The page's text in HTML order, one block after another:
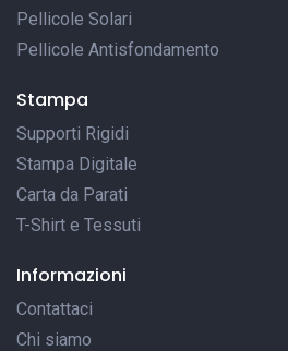
Pellicole Solari
Pellicole Antisfondamento
Stampa
Supporti Rigidi
Stampa Digitale
Carta da Parati
T-Shirt e Tessuti
Informazioni
Contattaci
Chi siamo